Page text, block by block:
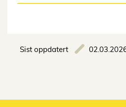
Sist oppdatert